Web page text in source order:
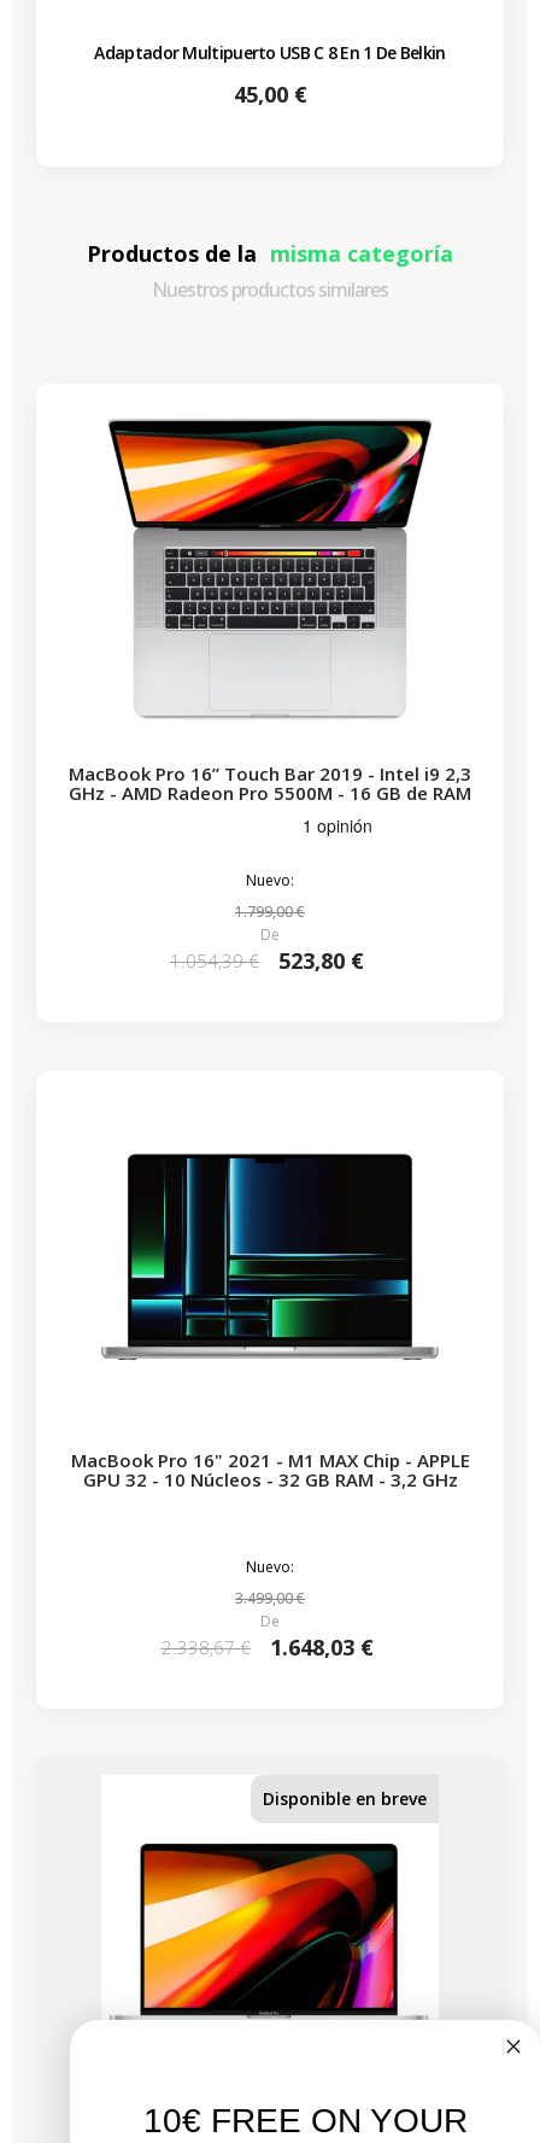
Adaptador Multipuerto USB C 8 En 1 De Belkin
Precio
45,00 €
Productos de la misma categoría
Nuestros productos similares
MacBook Pro 16” Touch Bar 2019 - Intel i9 2,3
GHz - AMD Radeon Pro 5500M - 16 GB de RAM
Nuevo:
1.799,00 €
De
1.054,39 € 523,80 €
MacBook Pro 16" 2021 - M1 MAX Chip - APPLE
GPU 32 - 10 Núcleos - 32 GB RAM - 3,2 GHz
Nuevo:
3.499,00 €
De
2.338,67 € 1.648,03 €
Disponible en breve
10€ FREE ON YOUR